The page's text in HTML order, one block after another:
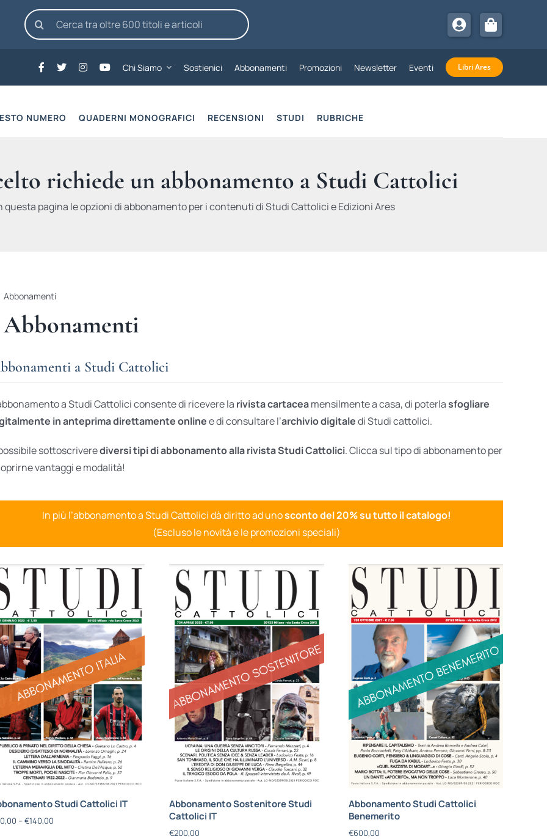
Cerca
per:
Chi Siamo Sostienici Abbonamenti Promozioni Newsletter Eventi Libri Ares
NUMERO QUADERNI MONOGRAFICI RECENSIONI STUDI RUBRICHE
richiede un abbonamento a Studi Cattolici
questa pagina le opzioni di abbonamento per i contenuti di Studi Cattolici e Edizioni Ares
Abbonamenti
Abbonamenti
a Studi Cattolici
a Studi Cattolici consente di ricevere la rivista cartaceamensilmente a casa, di poterlasfogliare
in anteprima direttamente onlinee di consultare l’archivio digitaledi Studi cattolici.
sottoscriverediversi tipi di abbonamento alla rivista Studi Cattolici. Clicca sul tipo di abbonamento per
vantaggi e modalità!
In più l’abbonamento a Studi Cattolici dà diritto ad unosconto del 20% su tutto il catalogo!
(Escluso le novità e le promozioni speciali)
Studi Cattolici IT
– €140,00
Abbonamento Sostenitore Studi
Cattolici IT
€200,00
Abbonamento Studi Cattolici
Benemerito
€600,00